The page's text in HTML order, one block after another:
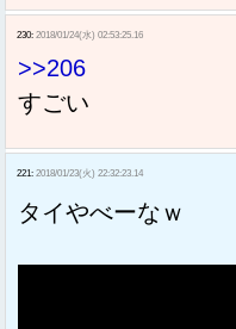
230: 2018/01/24(水) 02:53:25.16
>>206
すごい
221: 2018/01/23(火) 22:32:23.14
タイやべーなｗ